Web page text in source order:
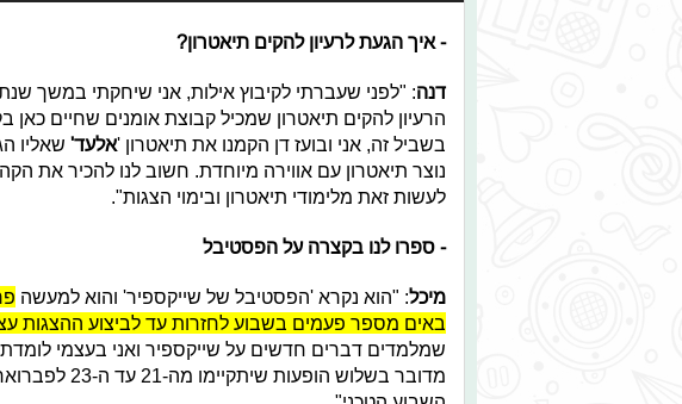
- איך הגעת לרעיון להקים תיאטרון?
דנה: "לפני שעברתי לקיבוץ אילות, אני שיחקתי במשך
הרעיון להקים תיאטרון שמכיל קבוצת אומנים שחיים כאן
בשביל זה, אני ובועז דן הקמנו את תיאטרון 'אלעד' שאליו
נוצר תיאטרון עם אווירה מיוחדת. חשוב לנו להכיר את
לעשות זאת מלימודי תיאטרון ובימוי הצגות".
- ספרו לנו בקצרה על הפסטיבל
מיכל: "הוא נקרא 'הפסטיבל של שייקספיר' והוא למעשה
באים מספר פעמים בשבוע לחזרות עד לביצוע ההצגות
שמלמדים דברים חדשים על שייקספיר ואני בעצמי
מדובר בשלוש